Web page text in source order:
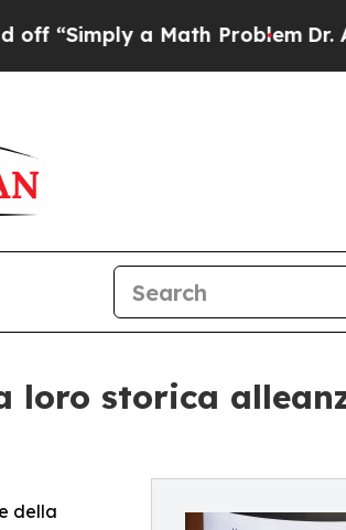
a Math ProblemDr. Abdul El-
loro storica
della